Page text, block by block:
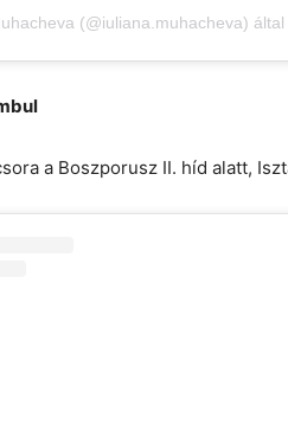
(@iuliana.muhacheva)
a Boszporusz II. híd alatt,